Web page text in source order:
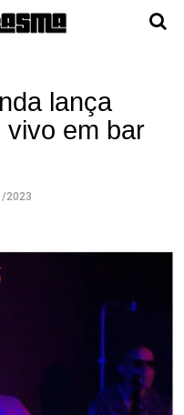
lança
vivo em bar
2023